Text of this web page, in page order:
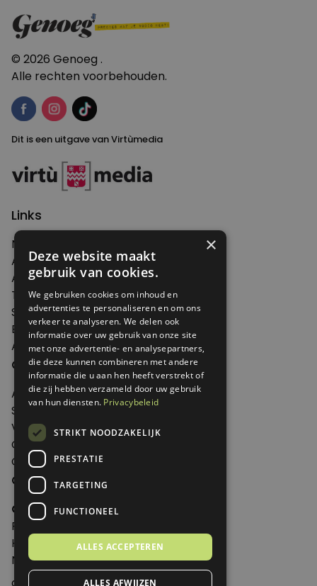
Keulen”
© 2026 Genoeg .
Alle rechten voorbehouden.
Dit is een uitgave van Virtùmedia
Links
Nieuws
Artikelen
Agenda
Thema's
Shop
Edities
Abonneren
Over Genoeg
Adverteren
Samenwerken
Verkooppunten
Over Genoeg
Contact
Contactgegevens
Genoeg
Postbus 595 - 3700 AN Zeist
Huis ter Heideweg 13 - 3705MA Zeist
Nederland
×
Deze website maakt
gebruik van cookies.
We gebruiken cookies om inhoud en
advertenties te personaliseren en om ons
verkeer te analyseren. We delen ook
informatie over uw gebruik van onze site
met onze advertentie- en analysepartners,
die deze kunnen combineren met andere
informatie die u aan hen heeft verstrekt of
die zij hebben verzameld door uw gebruik
van hun diensten. Privacybeleid
STRIKT NOODZAKELIJK
PRESTATIE
TARGETING
FUNCTIONEEL
ALLES ACCEPTEREN
ALLES AFWIJZEN